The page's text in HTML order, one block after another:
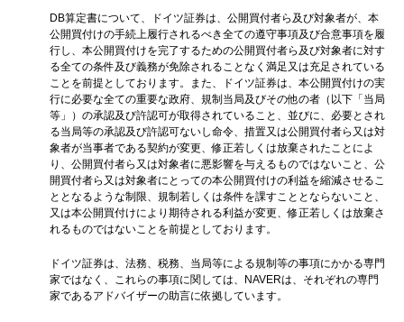
DB算定書について、ドイツ証券は、公開買付者ら及び対象者が、本
公開買付けの手続上履行されるべき全ての遵守事項及び合意事項を履
行し、本公開買付けを完了するための公開買付者ら及び対象者に対す
る全ての条件及び義務が免除されることなく満足又は充足されている
ことを前提としております。また、ドイツ証券は、本公開買付けの実
行に必要な全ての重要な政府、規制当局及びその他の者（以下「当局
等」）の承認及び許認可が取得されていること、並びに、必要とされ
る当局等の承認及び許認可ないし命令、措置又は公開買付者ら又は対
象者が当事者である契約が変更、修正若しくは放棄されたことによ
り、公開買付者ら又は対象者に悪影響を与えるものではないこと、公
開買付者ら又は対象者にとっての本公開買付けの利益を縮減させるこ
ととなるような制限、規制若しくは条件を課すこととならないこと、
又は本公開買付けにより期待される利益が変更、修正若しくは放棄さ
れるものではないことを前提としております。
ドイツ証券は、法務、税務、当局等による規制等の事項にかかる専門
家ではなく、これらの事項に関しては、NAVERは、それぞれの専門
家であるアドバイザーの助言に依拠しています。